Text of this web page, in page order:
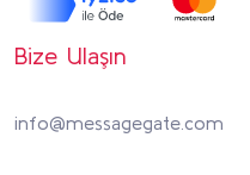
Bize Ulaşın
info@messagegate.com